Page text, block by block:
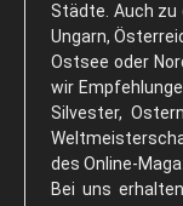
Adlergebirge
Last
Städte. Auch zu
Ungarn,
Ostsee oder
wir
Silvester,
des Online-
Bei uns